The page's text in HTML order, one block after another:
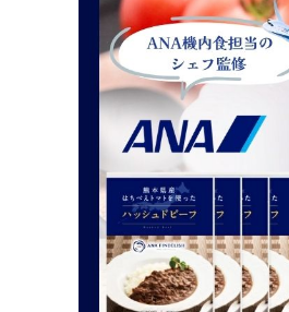
加工食品 惣菜
熊本県産はちべえトマトを使っ